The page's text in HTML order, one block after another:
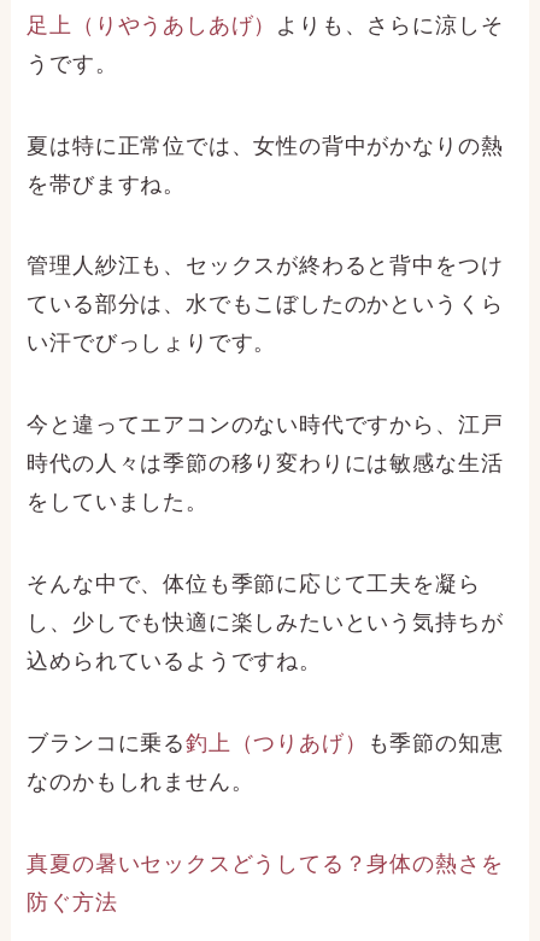
足上（りやうあしあげ） よりも、さらに涼しそ
うです。
夏は特に正常位では、女性の背中がかなりの熱
を帯びますね。
管理人紗江も、セックスが終わると背中をつけ
ている部分は、水でもこぼしたのかというくら
い汗でびっしょりです。
今と違ってエアコンのない時代ですから、江戸
時代の人々は季節の移り変わりには敏感な生活
をしていました。
そんな中で、体位も季節に応じて工夫を凝ら
し、少しでも快適に楽しみたいという気持ちが
込められているようですね。
ブランコに乗る釣上（つりあげ）
も季節の知恵
なのかもしれません。
真夏の暑いセックスどうしてる？身体の熱さを
防ぐ方法